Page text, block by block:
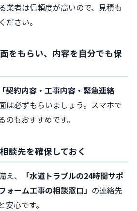
業者は信頼度が高いので、見積も
ださい。
をもらい、内容を自分でも保
「契約内容・工事内容・緊急連絡
は必ずもらいましょう。スマホで
もおすすめです。
談先を確保しておく
え、
「水道トラブルの24時間サポ
ォーム工事の相談窓口」 の連絡先
心です。